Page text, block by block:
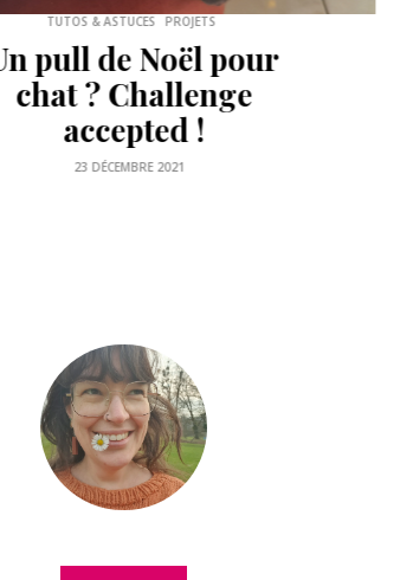
COUTURE
Couture- L’été c’est
chemise nouée
26 AOÛT 2021